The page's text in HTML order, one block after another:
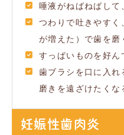
唾液がねばねばして
つわりで吐きやすく
が増えた）で歯を磨
すっぱいものを好ん
歯ブラシを口に入れ
磨きを遠ざけたくな
妊娠性歯肉炎